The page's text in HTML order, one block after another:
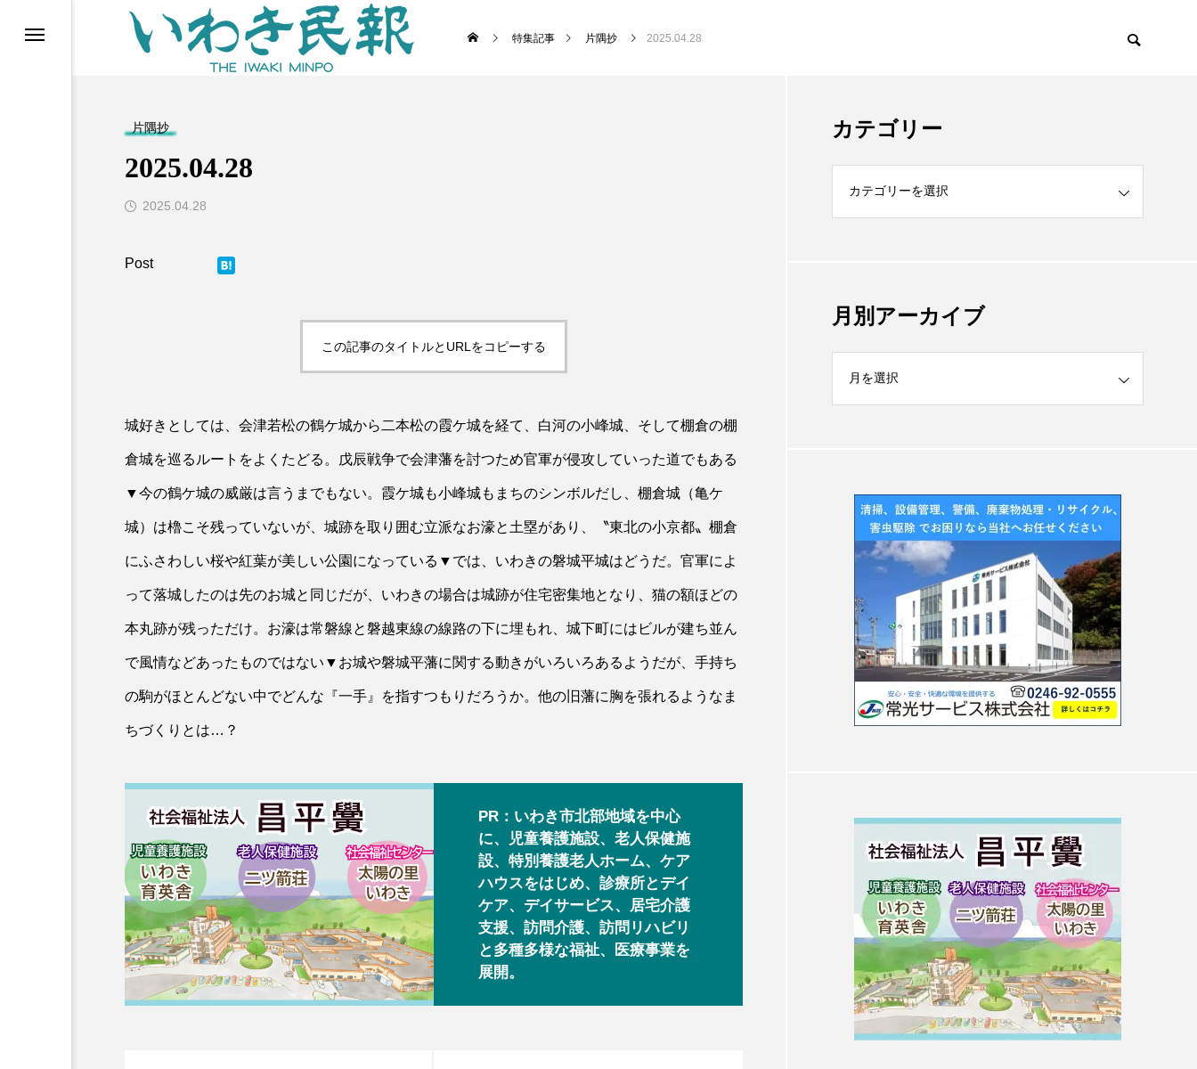
特集記事 片隅抄 2025.04.28
片隅抄
2025.04.28
2025.04.28
Post
この記事のタイトルとURLをコピーする
城好きとしては、会津若松の鶴ケ城から二本松の霞ケ城を経て、白河の小峰城、そして棚倉の棚
倉城を巡るルートをよくたどる。戊辰戦争で会津藩を討つため官軍が侵攻していった道でもある
▼今の鶴ケ城の威厳は言うまでもない。霞ケ城も小峰城もまちのシンボルだし、棚倉城（亀ケ
城）は櫓こそ残っていないが、城跡を取り囲む立派なお濠と土塁があり、〝東北の小京都〟棚倉
にふさわしい桜や紅葉が美しい公園になっている▼では、いわきの磐城平城はどうだ。官軍によ
って落城したのは先のお城と同じだが、いわきの場合は城跡が住宅密集地となり、猫の額ほどの
本丸跡が残っただけ。お濠は常磐線と磐越東線の線路の下に埋もれ、城下町にはビルが建ち並ん
で風情などあったものではない▼お城や磐城平藩に関する動きがいろいろあるようだが、手持ち
の駒がほとんどない中でどんな『一手』を指すつもりだろうか。他の旧藩に胸を張れるようなま
ちづくりとは…？
PR：いわき市北部地域を中心
に、児童養護施設、老人保健施
設、特別養護老人ホーム、ケア
ハウスをはじめ、診療所とデイ
ケア、デイサービス、居宅介護
支援、訪問介護、訪問リハビリ
と多種多様な福祉、医療事業を
展開。
カテゴリー
月別アーカイブ